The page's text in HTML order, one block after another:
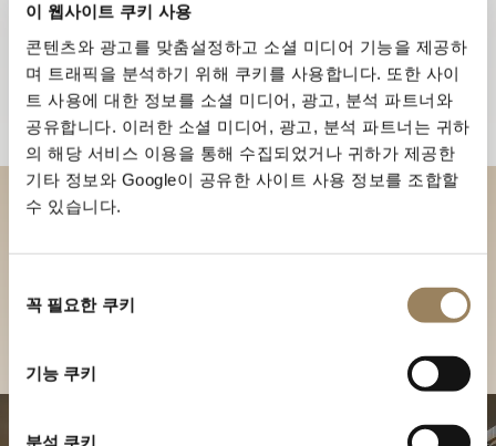
이 웹사이트 쿠키 사용
콘텐츠와 광고를 맞춤설정하고 소셜 미디어 기능을 제공하
며 트래픽을 분석하기 위해 쿠키를 사용합니다. 또한 사이
트 사용에 대한 정보를 소셜 미디어, 광고, 분석 파트너와
공유합니다. 이러한 소셜 미디어, 광고, 분석 파트너는 귀하
의 해당 서비스 이용을 통해 수집되었거나 귀하가 제공한
기타 정보와 Google이 공유한 사이트 사용 정보를 조합할
수 있습니다.
꼭 필요한 쿠키
기능 쿠키
분석 쿠키